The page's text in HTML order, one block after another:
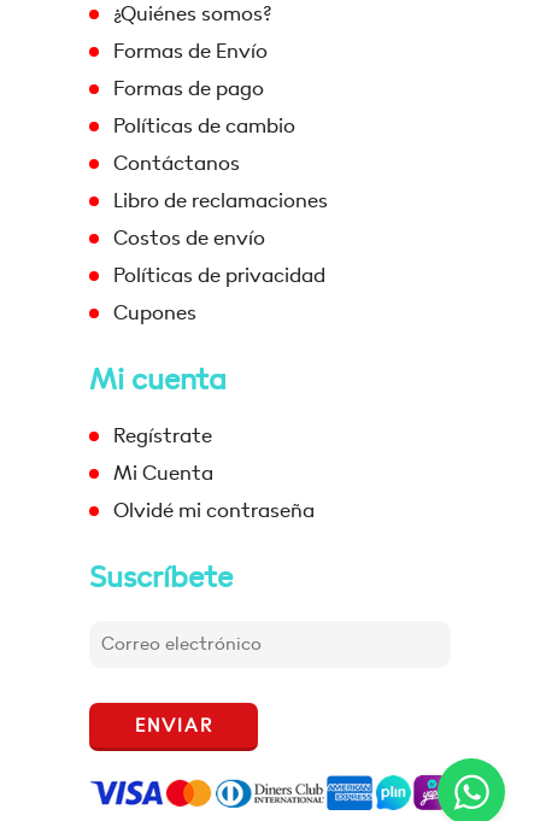
¿Quiénes somos?
Formas de Envío
Formas de pago
Políticas de cambio
Contáctanos
Libro de reclamaciones
Costos de envío
Políticas de privacidad
Cupones
Mi cuenta
Regístrate
Mi Cuenta
Olvidé mi contraseña
Suscríbete
ENVIAR